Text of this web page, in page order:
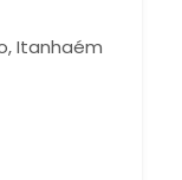
Itanhaém